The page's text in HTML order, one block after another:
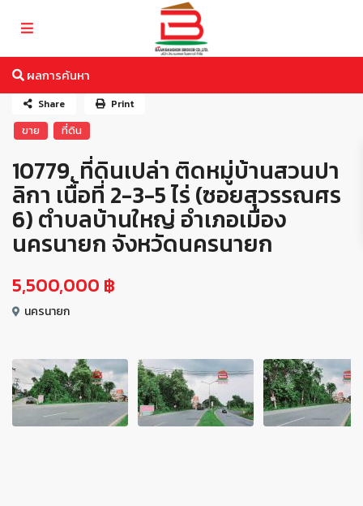
ผลการค้นหา
ขาย ที่ดิน
10779, ที่ดินเปล่า ติดหมู่บ้านสวนปา
ลิกา เนื้อที่ 2-3-5 ไร่ (ซอยสุวรรณศร
6) ตำบลบ้านใหญ่ อำเภอเมือง
นครนายก จังหวัดนครนายก
5,500,000 ฿
นครนายก
Share Print